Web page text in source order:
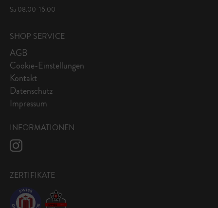
Sa 08.00-16.00
SHOP SERVICE
AGB
Cookie-Einstellungen
Kontakt
Datenschutz
Impressum
INFORMATIONEN
ZERTIFIKATE